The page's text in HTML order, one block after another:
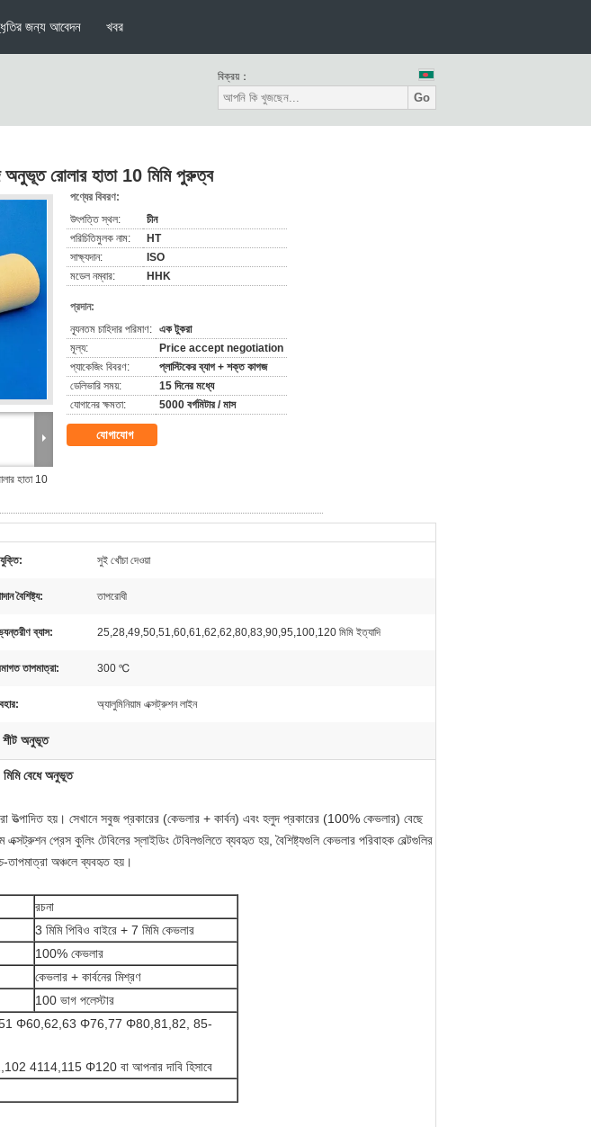
জন্য আবেদন খবর
বিক্রয়：
Go
অনুভূত রোলার হাতা 10 মিমি পুরুত্ব
হাতা 10
পণ্যের বিবরণ:
উৎপত্তি স্থল:
চীন
পরিচিতিমুলক নাম:
HT
সাক্ষ্যদান:
ISO
মডেল নম্বার:
HHK
প্রদান:
ন্যূনতম চাহিদার পরিমাণ: এক টুকরা
মূল্য:
Price accept negotiation
প্যাকেজিং বিবরণ:
প্লাস্টিকের ব্যাগ + শক্ত কাগজ
ডেলিভারি সময়:
15 দিনের মধ্যে
যোগানের ক্ষমতা:
5000 বর্গমিটার / মাস
যোগাযোগ
সুই খোঁচা দেওয়া
বৈশিষ্ট্য: তাপরোধী
ব্যাস: 25,28,49,50,51,60,61,62,62,80,83,90,95,100,120 মিমি ইত্যাদি
তাপমাত্রা: 300 ℃
অ্যালুমিনিয়াম এক্সট্রুশন লাইন
শীট অনুভূত
বেধে অনুভূত
উত্পাদিত হয়। সেখানে সবুজ প্রকারের (কেভলার + কার্বন) এবং হলুদ প্রকারের (100% কেভলার) বেছে
প্রেস কুলিং টেবিলের স্লাইডিং টেবিলগুলিতে ব্যবহৃত হয়, বৈশিষ্ট্যগুলি কেভলার পরিবাহক বেল্টগুলির
তাপমাত্রা অঞ্চলে ব্যবহৃত হয়।
রচনা
3 মিমি পিবিও বাইরে + 7 মিমি কেভলার
100% কেভলার
কেভলার + কার্বনের মিশ্রণ
100 ভাগ পলেস্টার
Φ60,62,63 Φ76,77 Φ80,81,82, 85-
4114,115 Φ120 বা আপনার দাবি হিসাবে